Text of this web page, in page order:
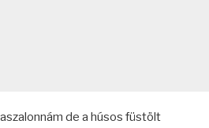
de a húsos füstölt